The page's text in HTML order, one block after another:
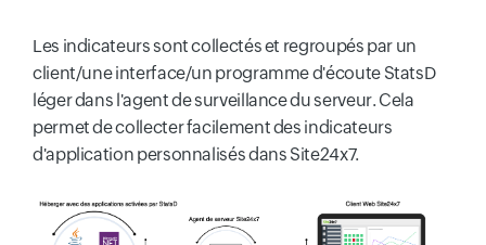
Les indicateurs sont collectés et regroupés par un
client/une interface/un programme d'écoute StatsD
léger dans l'agent de surveillance du serveur. Cela
permet de collecter facilement des indicateurs
d'application personnalisés dans Site24x7.